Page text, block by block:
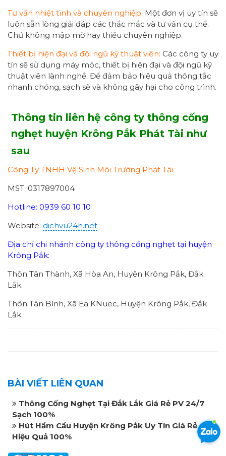
Tư vấn nhiệt tình và chuyên nghiệp: Một đơn vị uy tín sẽ
luôn sẵn lòng giải đáp các thắc mắc và tư vấn cụ thể.
Chứ không mập mờ hay thiếu chuyên nghiệp.
Thiết bị hiện đại và đội ngũ kỹ thuật viên: Các công ty uy
tín sẽ sử dụng máy móc, thiết bị hiện đại và đội ngũ kỹ
thuật viên lành nghề. Để đảm bảo hiệu quả thông tắc
nhanh chóng, sạch sẽ và không gây hại cho công trình.
Thông tin liên hệ công ty thông cống
nghẹt huyện Krông Pắk Phát Tài như
sau
Công Ty TNHH Vệ Sinh Môi Trường Phát Tài
MST: 0317897004
Hotline: 0939 60 10 10
Website: dichvu24h.net
Địa chỉ chi nhánh công ty thông cống nghẹt tại huyện
Krông Pắk:
Thôn Tân Thành, Xã Hòa An, Huyện Krông Pắk, Đắk
Lắk.
Thôn Tân Bình, Xã Ea KNuec, Huyện Krông Pắk, Đắk
Lắk.
BÀI VIẾT LIÊN QUAN
Thông Cống Nghẹt Tại Đắk Lắk Giá Rẻ PV 24/7
Sạch 100%
Hút Hầm Cầu Huyện Krông Pắk Uy Tín Giá Rẻ
Hiệu Quả 100%